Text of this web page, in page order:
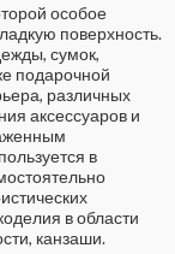
особое
поверхность.
сумок,
подарочной
различных
аксессуаров и
в
в области
канзаши.